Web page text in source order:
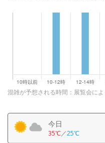
混雑が予想される時間：展覧会に
今日
35℃／25℃